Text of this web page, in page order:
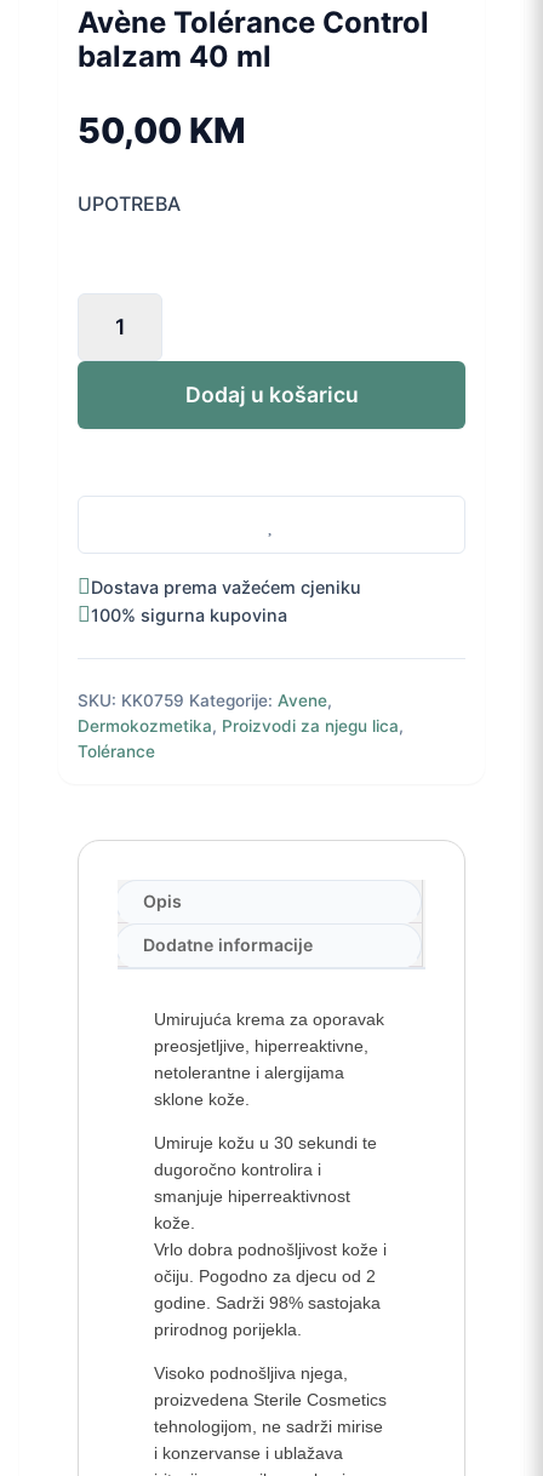
Avène Tolérance Control
balzam 40 ml
50,00 KM
UPOTREBA
Tolérance
Control
Dodaj u košaricu
Dostava prema važećem cjeniku
100% sigurna kupovina
SKU: KK0759 Kategorije: Avene,
Dermokozmetika, Proizvodi za njegu lica,
Tolérance
Opis
Dodatne informacije
Umirujuća krema za oporavak
preosjetljive, hiperreaktivne,
netolerantne i alergijama
sklone kože.
Umiruje kožu u 30 sekundi te
dugoročno kontrolira i
smanjuje hiperreaktivnost
kože.
Vrlo dobra podnošljivost kože i
očiju. Pogodno za djecu od 2
godine. Sadrži 98% sastojaka
prirodnog porijekla.
Visoko podnošljiva njega,
proizvedena Sterile Cosmetics
tehnologijom, ne sadrži mirise
i konzervanse i ublažava